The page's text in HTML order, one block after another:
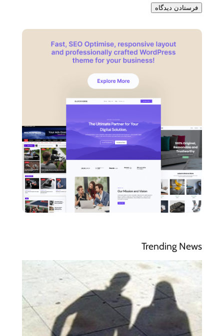
Trending News